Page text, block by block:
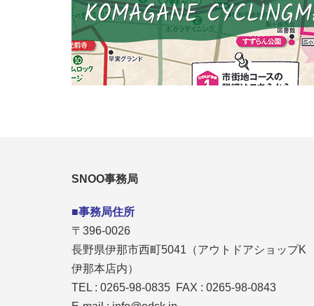
SNOO事務局
■事務局住所
〒396-0026
長野県伊那市西町5041（アウトドアショップK
伊那本店内）
TEL : 0265-98-0835 FAX : 0265-98-0843